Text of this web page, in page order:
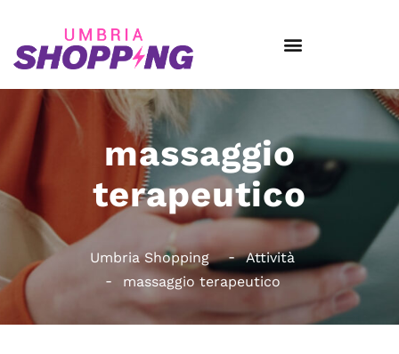
massaggio
terapeutico
Umbria Shopping
Attività
massaggio terapeutico